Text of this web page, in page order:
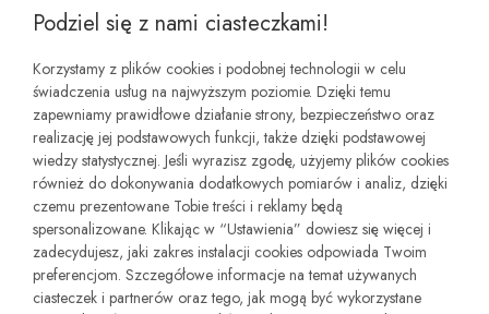
CZEMU BAREFOOT?
KIM JESTEŚMY?
REGULAMINY I ZWROTY
Podziel się z nami ciasteczkami!
Korzystamy z plików cookies i podobnej technologii w celu
świadczenia usług na najwyższym poziomie. Dzięki temu
zapewniamy prawidłowe działanie strony, bezpieczeństwo oraz
realizację jej podstawowych funkcji, także dzięki podstawowej
wiedzy statystycznej. Jeśli wyrazisz zgodę, użyjemy plików cookies
również do dokonywania dodatkowych pomiarów i analiz, dzięki
czemu prezentowane Tobie treści i reklamy będą
spersonalizowane. Klikając w “Ustawienia” dowiesz się więcej i
zadecydujesz, jaki zakres instalacji cookies odpowiada Twoim
preferencjom. Szczegółowe informacje na temat używanych
ciasteczek i partnerów oraz tego, jak mogą być wykorzystane